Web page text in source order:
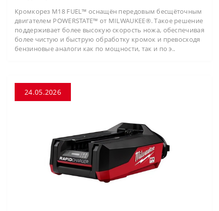
Кромкорез M18 FUEL™ оснащён передовым бесщёточным
двигателем POWERSTATE™ от MILWAUKEE®. Такое решение
поддерживает более высокую скорость ножа, обеспечивая
более чистую и быструю обработку кромок и превосходя
бензиновые аналоги как по мощности, так и по э..
24.05.2026